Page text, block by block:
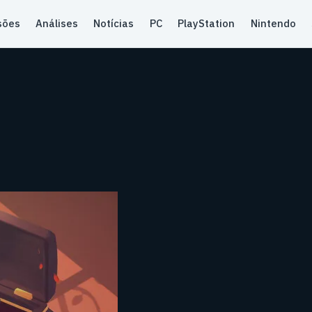
Análises Notícias PC PlayStation Nintendo